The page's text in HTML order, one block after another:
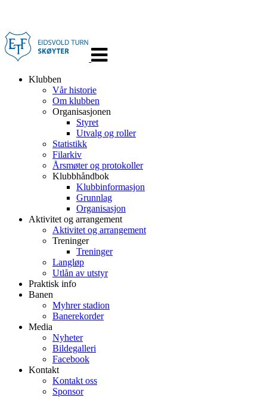
navigasjon
Klubben
Vår historie
Om klubben
Organisasjonen
Styret
Utvalg og roller
Statistikk
Filarkiv
Årsmøter og protokoller
Klubbhåndbok
Klubbinformasjon
Grunnlag
Organisasjon
Aktivitet og arrangement
Aktivitet og arrangement
Treninger
Treninger
Langløp
Utlån av utstyr
Praktisk info
Banen
Myhrer stadion
Banerekorder
Media
Nyheter
Bildegalleri
Facebook
Kontakt
Kontakt oss
Sponsor